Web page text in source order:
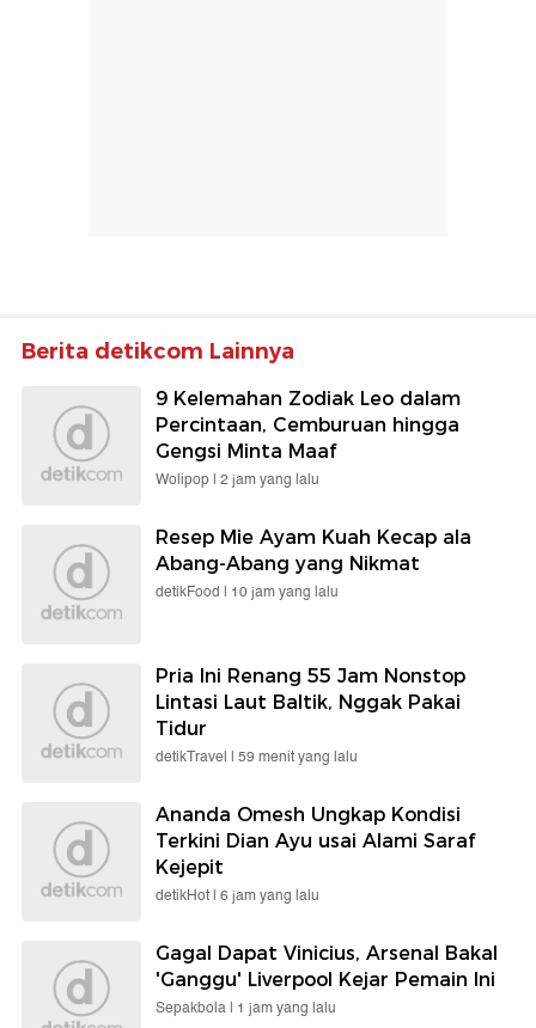
Berita detikcom Lainnya
9 Kelemahan Zodiak Leo dalam
Percintaan, Cemburuan hingga
Gengsi Minta Maaf
Wolipop | 2 jam yang lalu
Resep Mie Ayam Kuah Kecap ala
Abang-Abang yang Nikmat
detikFood | 10 jam yang lalu
Pria Ini Renang 55 Jam Nonstop
Lintasi Laut Baltik, Nggak Pakai
Tidur
detikTravel | 59 menit yang lalu
Ananda Omesh Ungkap Kondisi
Terkini Dian Ayu usai Alami Saraf
Kejepit
detikHot | 6 jam yang lalu
Gagal Dapat Vinicius, Arsenal Bakal
'Ganggu' Liverpool Kejar Pemain Ini
Sepakbola | 1 jam yang lalu